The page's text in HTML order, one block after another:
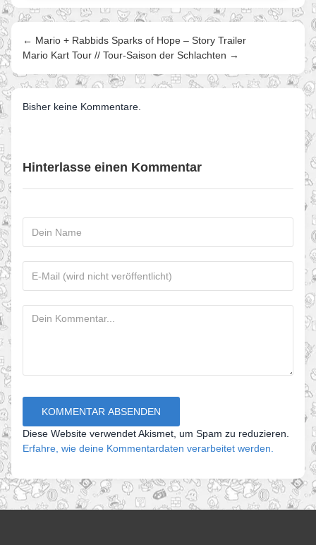
← Mario + Rabbids Sparks of Hope – Story Trailer
Mario Kart Tour // Tour-Saison der Schlachten →
Bisher keine Kommentare.
Hinterlasse einen Kommentar
Diese Website verwendet Akismet, um Spam zu reduzieren.
Erfahre, wie deine Kommentardaten verarbeitet werden.